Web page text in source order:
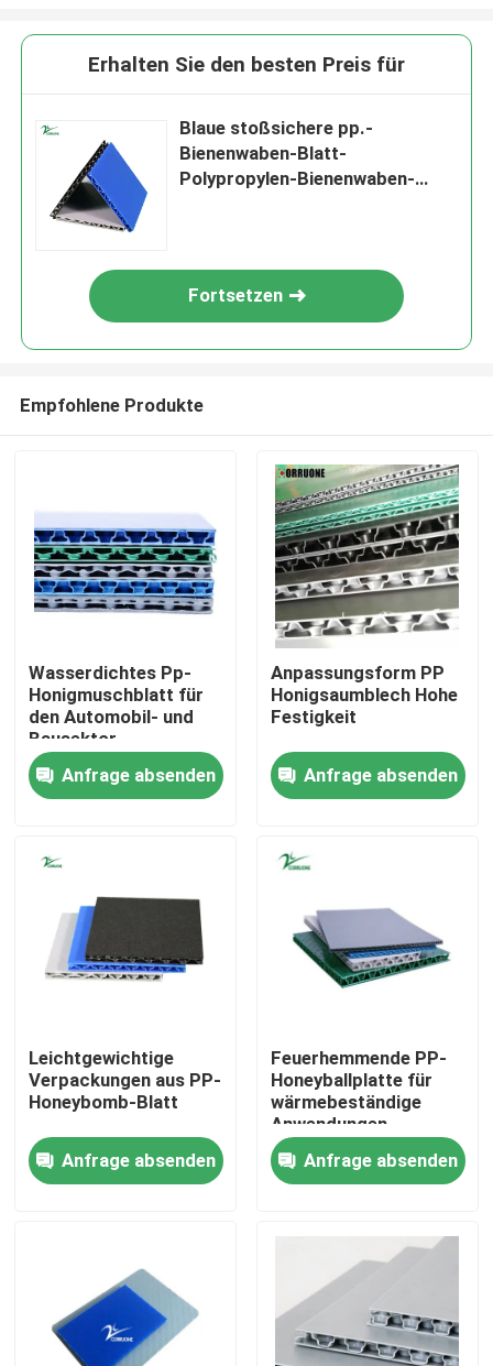
Zu Hause
Produkte
Videos
Über uns
Qualitätskontrolle
Bitte um ein Angebot
Frucht-gewölbte Kästen
Gewölbter Plastikbaum-Schutz
Erhalten Sie den besten Preis für
Blaue stoßsichere pp.-
Bienenwaben-Blatt-
Polypropylen-Bienenwaben-
Fortsetzen
Empfohlene Produkte
Wasserdichtes Pp-
Honigmuschblatt für
den Automobil- und
Bausektor
Anfrage absenden
Anpassungsform PP
Honigsaumblech Hohe
Festigkeit
Anfrage absenden
Leichtgewichtige
Verpackungen aus PP-
Honeybomb-Blatt
Anfrage absenden
Feuerhemmende PP-
Honeyballplatte für
wärmebeständige
Anwendungen
Anfrage absenden